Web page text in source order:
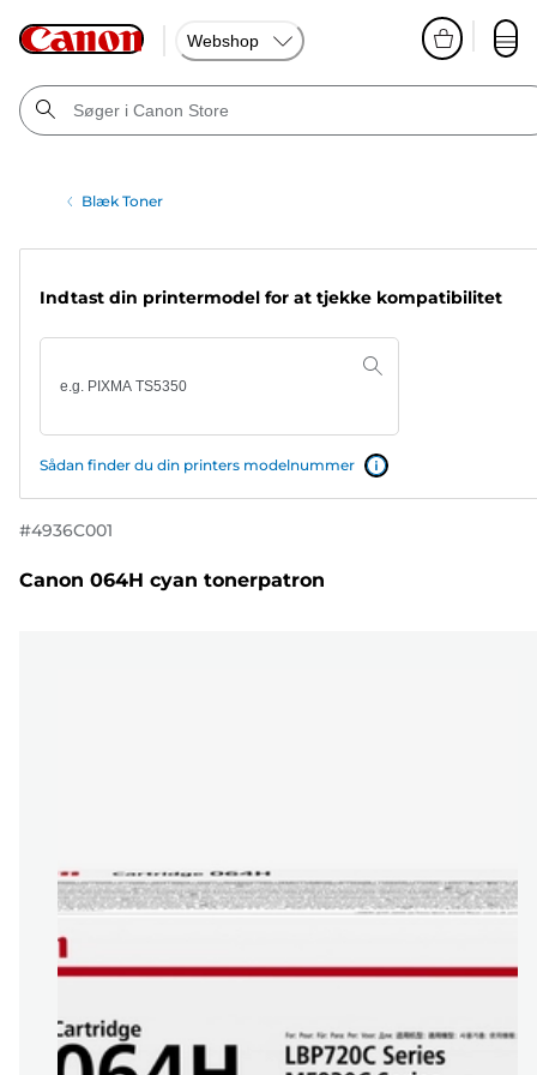
Webshop
Blæk Toner
Indtast din printermodel for at tjekke kompatibilitet
Sådan finder du din printers modelnummer
#4936C001
Canon 064H cyan tonerpatron